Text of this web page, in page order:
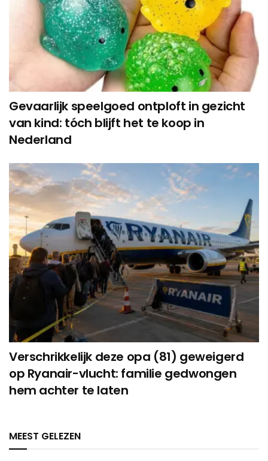
Gevaarlijk speelgoed ontploft in gezicht
van kind: tóch blijft het te koop in
Nederland
Verschrikkelijk deze opa (81) geweigerd
op Ryanair-vlucht: familie gedwongen
hem achter te laten
MEEST GELEZEN